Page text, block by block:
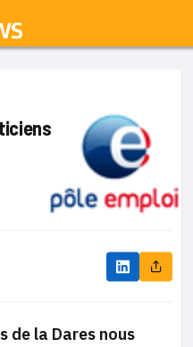
de la Dares nous